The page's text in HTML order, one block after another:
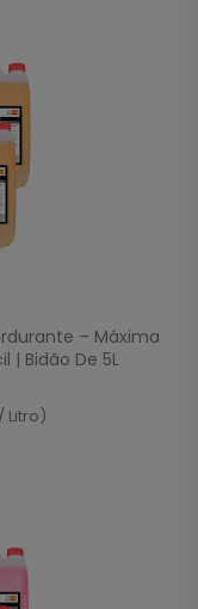
– Máxima
| Bidão De 5L
Litro)